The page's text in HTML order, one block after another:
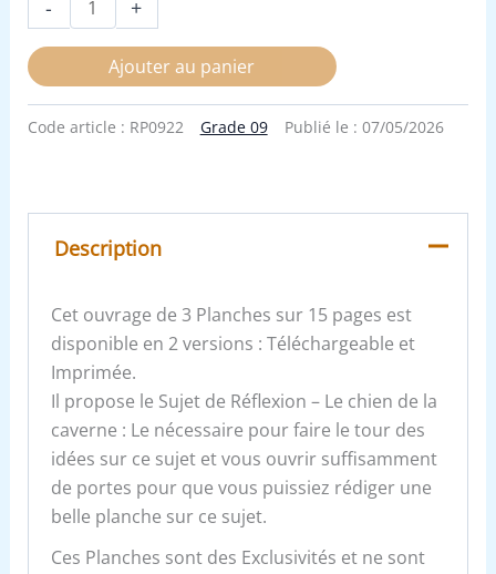
- +
Ajouter au panier
Code article : RP0922 Grade 09 Publié le : 07/05/2026
Description
Cet ouvrage de 3 Planches sur 15 pages est
disponible en 2 versions : Téléchargeable et
Imprimée.
Il propose le Sujet de Réflexion – Le chien de la
caverne : Le nécessaire pour faire le tour des
idées sur ce sujet et vous ouvrir suffisamment
de portes pour que vous puissiez rédiger une
belle planche sur ce sujet.
Ces Planches sont des Exclusivités et ne sont